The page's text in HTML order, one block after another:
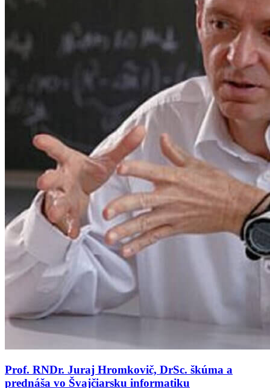
Prof. RNDr. Juraj Hromkovič, DrSc. škúma a
prednáša vo Švajčiarsku informatiku